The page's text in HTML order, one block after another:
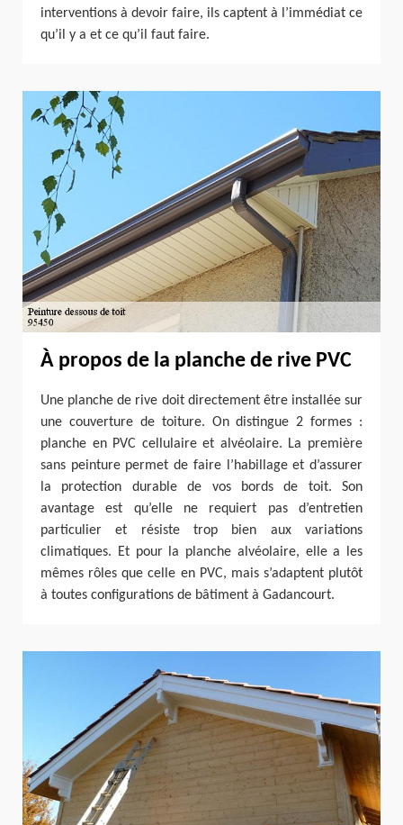
interventions à devoir faire, ils captent à l’immédiat ce
qu’il y a et ce qu’il faut faire.
À propos de la planche de rive PVC
Une planche de rive doit directement être installée sur
une couverture de toiture. On distingue 2 formes :
planche en PVC cellulaire et alvéolaire. La première
sans peinture permet de faire l’habillage et d’assurer
la protection durable de vos bords de toit. Son
avantage est qu’elle ne requiert pas d’entretien
particulier et résiste trop bien aux variations
climatiques. Et pour la planche alvéolaire, elle a les
mêmes rôles que celle en PVC, mais s’adaptent plutôt
à toutes configurations de bâtiment à Gadancourt.